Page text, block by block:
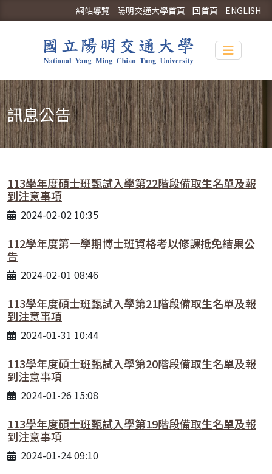
ENGLISH
回首頁
陽明交通大學首頁
網站導覽
Toggle
訊息公告
113學年度碩士班甄試入學第22階段備取生名單及報
到注意事項
2024-02-02 10:35
112學年度第一學期博士班資格考以修課抵免結果公
告
2024-02-01 08:46
113學年度碩士班甄試入學第21階段備取生名單及報
到注意事項
2024-01-31 10:44
113學年度碩士班甄試入學第20階段備取生名單及報
到注意事項
2024-01-26 15:08
113學年度碩士班甄試入學第19階段備取生名單及報
到注意事項
2024-01-24 09:10